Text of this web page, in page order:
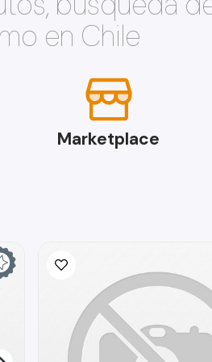
en Chile
Marketplace